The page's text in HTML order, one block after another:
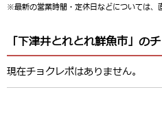
※最新の営業時間・定休日などについては、
「下津井とれとれ鮮魚市」の
現在チョクレポはありません。